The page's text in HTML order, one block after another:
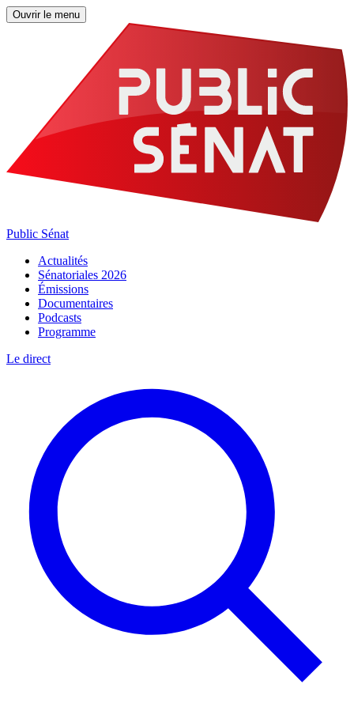
Ouvrir le menu
Public Sénat
Actualités
Sénatoriales 2026
Émissions
Documentaires
Podcasts
Programme
Le direct